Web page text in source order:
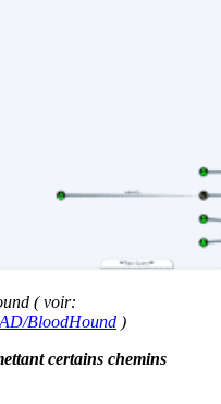
( voir:
BloodHound )
certains chemins